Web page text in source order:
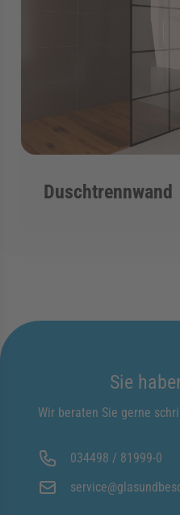
Duschtrennwand
Sie
Wir beraten Sie gerne
034498 / 81999-0